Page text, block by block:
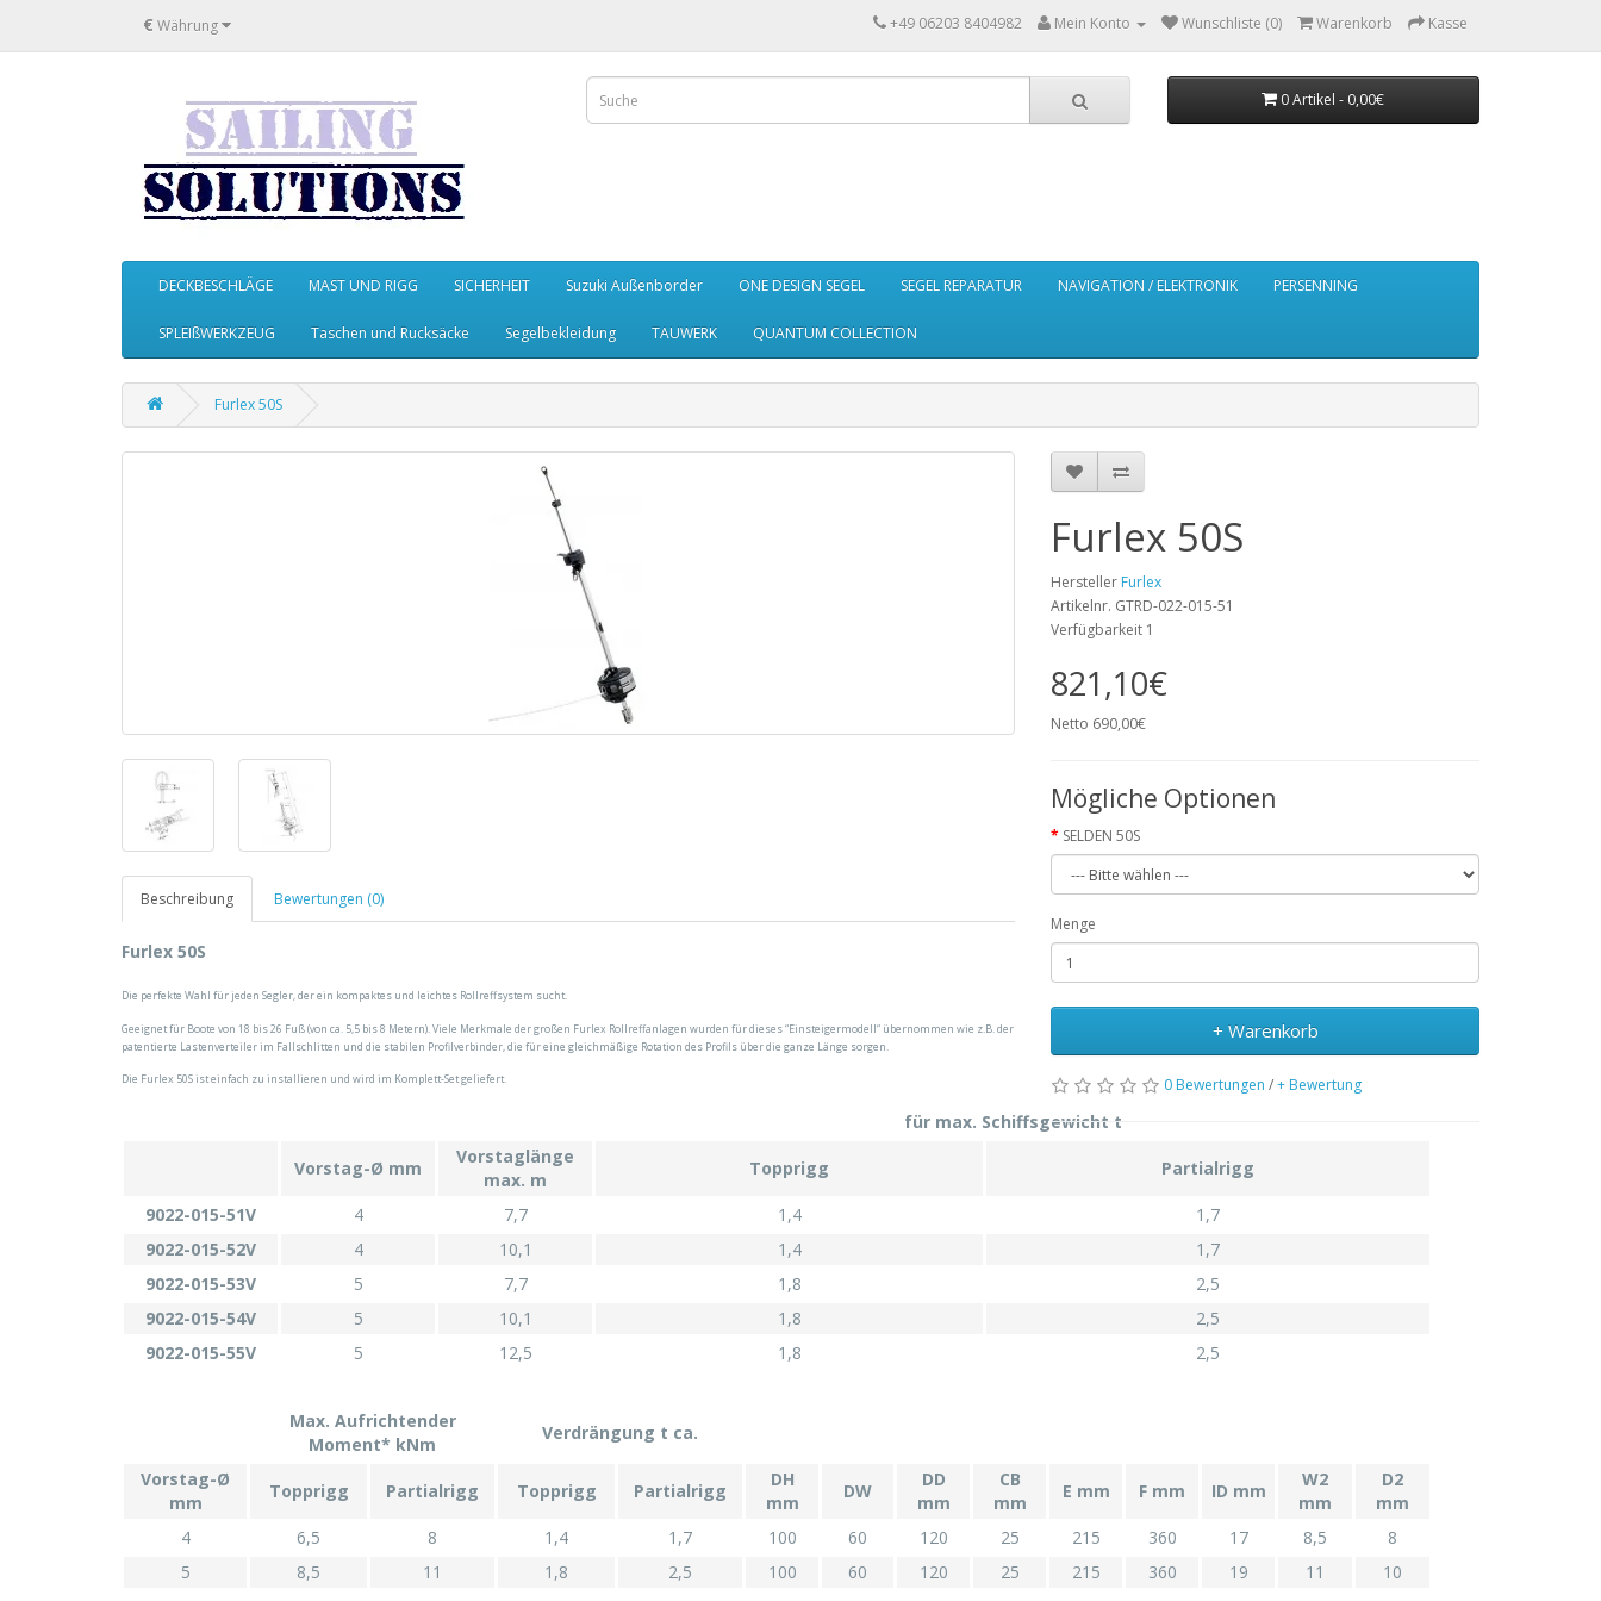
€ Währung +49 06203 8404982 Mein Konto Wunschliste (0) Warenkorb Kasse
0 Artikel - 0,00€
DECKBESCHLÄGE MAST UND RIGG SICHERHEIT Suzuki Außenborder ONE DESIGN SEGEL SEGEL REPARATUR NAVIGATION / ELEKTRONIK PERSENNING
SPLEIßWERKZEUG Taschen und Rucksäcke Segelbekleidung TAUWERK QUANTUM COLLECTION
Furlex 50S
Beschreibung Bewertungen (0)
Furlex 50S
Die perfekte Wahl für jeden Segler, der ein kompaktes und leichtes Rollreffsystem sucht.
Geeignet für Boote von 18 bis 26 Fuß (von ca. 5,5 bis 8 Metern). Viele Merkmale der großen Furlex Rollreffanlagen wurden für dieses “Einsteigermodell“ übernommen wie z.B. der
patentierte Lastenverteiler im Fallschlitten und die stabilen Profilverbinder, die für eine gleichmäßige Rotation des Profils über die ganze Länge sorgen.
Die Furlex 50S ist einfach zu installieren und wird im Komplett-Set geliefert.
für max. Schiffsgewicht t
Vorstag-Ø mm
Vorstaglänge
max. m
Topprigg Partialrigg
9022-015-51V 4 7,7 1,4
1,7
9022-015-52V
4 10,1 1,4
1,7
9022-015-53V
5 7,7 1,8
2,5
9022-015-54V
5 10,1 1,8
2,5
9022-015-55V
5 12,5 1,8 2,5
Max. Aufrichtender
Moment* kNm
Verdrängung t ca.
Vorstag-Ø
mm
Topprigg Partialrigg Topprigg Partialrigg
DH
mm
DW
DD
mm
CB
mm
E mm F mm ID mm
W2
mm
D2
mm
4
6,5 8 1,4 1,7 100 60 120 25 215 360 17 8,5
8
5
8,5 11 1,8 2,5 100 60 120 25 215 360 19 11 10
Furlex 50S
Hersteller Furlex
Artikelnr. GTRD-022-015-51
Verfügbarkeit 1
821,10€
Netto 690,00€
Mögliche Optionen
SELDEN 50S
Menge
+ Warenkorb
0 Bewertungen /+ Bewertung